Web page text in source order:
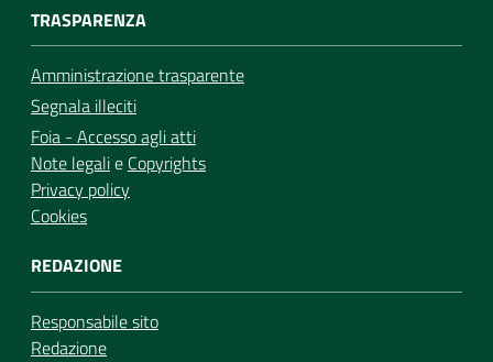
TRASPARENZA
Amministrazione trasparente
Segnala illeciti
Foia - Accesso agli atti
Note legalie Copyrights
Privacy policy
Cookies
REDAZIONE
Responsabile sito
Redazione